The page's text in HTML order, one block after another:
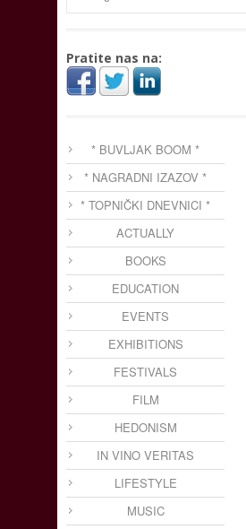
Pratite nas na:
* BUVLJAK BOOM *
* NAGRADNI IZAZOV *
* TOPNIČKI DNEVNICI *
ACTUALLY
BOOKS
EDUCATION
EVENTS
EXHIBITIONS
FESTIVALS
FILM
HEDONISM
IN VINO VERITAS
LIFESTYLE
MUSIC